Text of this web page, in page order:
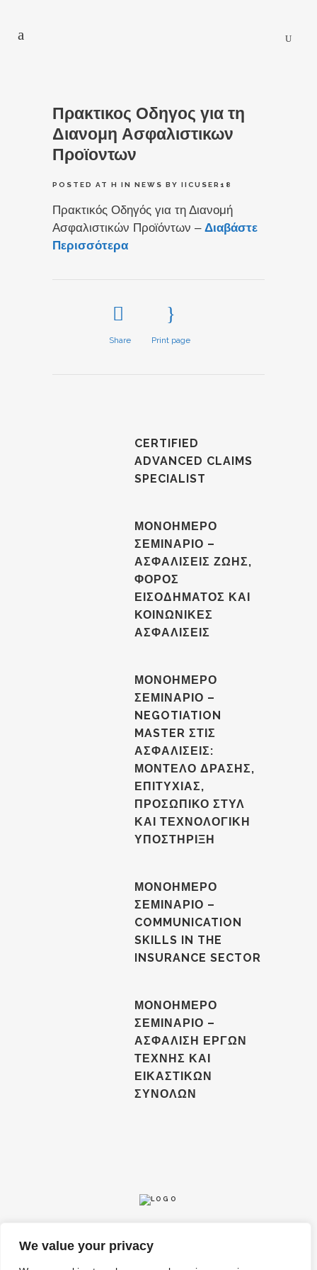
We value your privacy
Πρακτικος Οδηγος για τη
Διανομη Ασφαλιστικων
Προϊοντων
POSTED AT H IN NEWS BY IICUSER18
Πρακτικός Οδηγός για τη Διανομή
Ασφαλιστικών Προϊόντων – Διαβάστε
Περισσότερα
Share Print page
CERTIFIED
ADVANCED CLAIMS
SPECIALIST
ΜΟΝΟΗΜΕΡΟ
ΣΕΜΙΝΑΡΙΟ –
ΑΣΦΑΛΙΣΕΙΣ ΖΩΗΣ,
ΦΟΡΟΣ
ΕΙΣΟΔΗΜΑΤΟΣ ΚΑΙ
ΚΟΙΝΩΝΙΚΕΣ
ΑΣΦΑΛΙΣΕΙΣ
ΜΟΝΟΗΜΕΡΟ
ΣΕΜΙΝΑΡΙΟ –
NEGOTIATION
MASTER ΣΤΙΣ
ΑΣΦΑΛΙΣΕΙΣ:
ΜΟΝΤΕΛΟ ΔΡΑΣΗΣ,
ΕΠΙΤΥΧΙΑΣ,
ΠΡΟΣΩΠΙΚΟ ΣΤΥΛ
ΚΑΙ ΤΕΧΝΟΛΟΓΙΚΗ
ΥΠΟΣΤΗΡΙΞΗ
ΜΟΝΟΗΜΕΡΟ
ΣΕΜΙΝΑΡΙΟ –
COMMUNICATION
SKILLS IN THE
INSURANCE SECTOR
ΜΟΝΟΗΜΕΡΟ
ΣΕΜΙΝΑΡΙΟ –
ΑΣΦΑΛΙΣΗ ΕΡΓΩΝ
ΤΕΧΝΗΣ ΚΑΙ
ΕΙΚΑΣΤΙΚΩΝ
ΣΥΝΟΛΩΝ